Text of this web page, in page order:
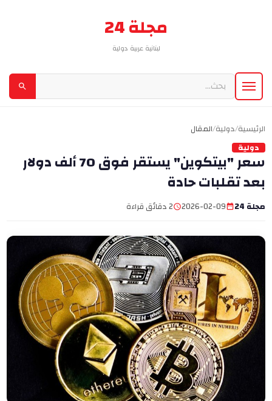
مجلة 24
لبنانية عربية دولية
الرئيسية/دولية/المقال
دولية
سعر "بيتكوين" يستقر فوق 70 ألف دولار
بعد تقلبات حادة
مجلة 24 2026-02-09 2 دقائق قراءة